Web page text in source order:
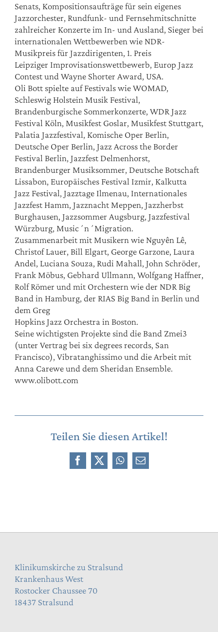
Senats, Kompositionsaufträge für sein eigenes
Jazzorchester, Rundfunk- und Fernsehmitschnitte
zahlreicher Konzerte im In- und Ausland, Sieger bei
internationalen Wettbewerben wie NDR-
Musikpreis für Jazzdirigenten, 1. Preis
Leipziger Improvisationswettbewerb, Europ Jazz
Contest und Wayne Shorter Award, USA.
Oli Bott spielte auf Festivals wie WOMAD,
Schleswig Holstein Musik Festival,
Brandenburgische Sommerkonzerte, WDR Jazz
Festival Köln, Musikfest Goslar, Musikfest Stuttgart,
Palatia Jazzfestival, Komische Oper Berlin,
Deutsche Oper Berlin, Jazz Across the Border
Festival Berlin, Jazzfest Delmenhorst,
Brandenburger Musiksommer, Deutsche Botschaft
Lissabon, Europäisches Festival Izmir, Kalkutta
Jazz Festival, Jazztage Ilmenau, Internationales
Jazzfest Hamm, Jazznacht Meppen, Jazzherbst
Burghausen, Jazzsommer Augsburg, Jazzfestival
Würzburg, Music´n´Migration.
Zusammenarbeit mit Musikern wie Nguyên Lê,
Christof Lauer, Bill Elgart, George Garzone, Laura
Andel, Luciana Souza, Rudi Mahall, John Schröder,
Frank Möbus, Gebhard Ullmann, Wolfgang Haffner,
Rolf Römer und mit Orchestern wie der NDR Big
Band in Hamburg, der RIAS Big Band in Berlin und
dem Greg
Hopkins Jazz Orchestra in Boston.
Seine wichtigsten Projekte sind die Band Zmei3
(unter Vertrag bei six degrees records, San
Francisco), Vibratanghissimo und die Arbeit mit
Anna Carewe und dem Sheridan Ensemble.
www.olibott.com
Teilen Sie diesen Artikel!
Facebook
X WhatsApp
E-
Klinikumskirche zu Stralsund
Krankenhaus West
Rostocker Chaussee 70
18437 Stralsund